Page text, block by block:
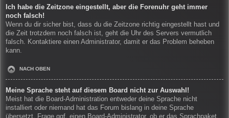
Ich habe die Zeitzone eingestellt, aber die Forenuhr geht immer
noch falsch!
Wenn du dir sicher bist, dass du die Zeitzone richtig eingestellt hast und
die Zeit trotzdem noch falsch ist, geht die Uhr des Servers vermutlich
falsch. Kontaktiere einen Administrator, damit er das Problem beheben
kann.
NACH OBEN
Meine Sprache steht auf diesem Board nicht zur Auswahl!
Meist hat die Board-Administration entweder deine Sprache nicht
installiert oder niemand hat das Forum bislang in deine Sprache